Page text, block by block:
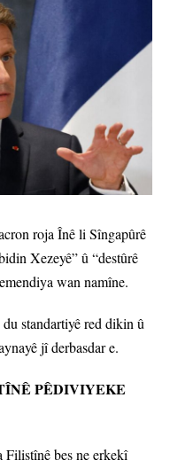
roja Înê li Sîngapûrê
Xezeyê” û “destûrê
wan namîne.
standartiyê red dikin û
jî derbasdar e.
PÊDIVIYEKE
Filistînê bes ne erkekî